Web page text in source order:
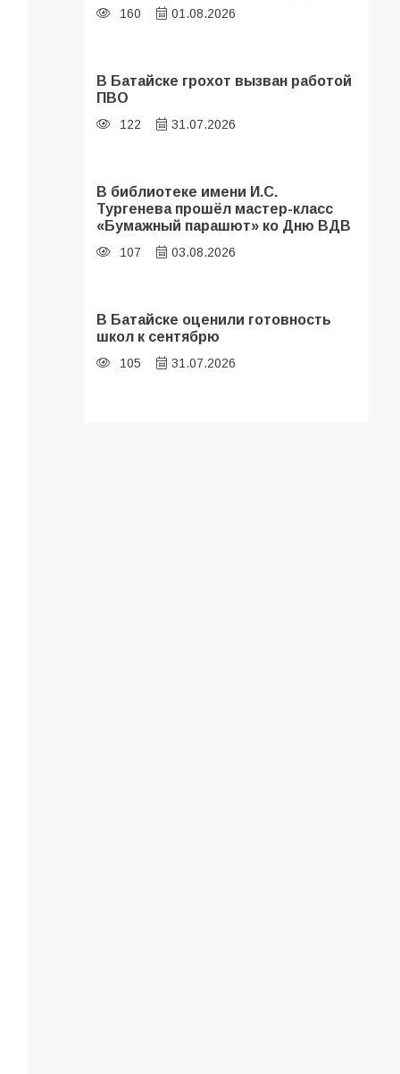
160 01.08.2026
В Батайске грохот вызван работой
ПВО
122 31.07.2026
В библиотеке имени И.С.
Тургенева прошёл мастер-класс
«Бумажный парашют» ко Дню ВДВ
107 03.08.2026
В Батайске оценили готовность
школ к сентябрю
105 31.07.2026